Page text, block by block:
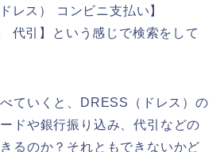
レス） コンビニ支払い】
代引】という感じで検索をして
ていくと、DRESS（ドレス）の
ドや銀行振り込み、代引などの
るのか？それともできないかど